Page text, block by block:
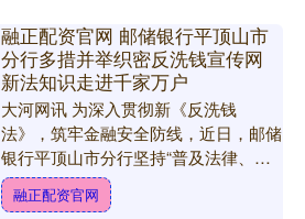
融正配资官网 邮储银行平顶山市
分行多措并举织密反洗钱宣传网
新法知识走进千家万户
大河网讯 为深入贯彻新《反洗钱
法》，筑牢金融安全防线，近日，邮储
银行平顶山市分行坚持“普及法律、防
控风险、全民参与”理念，创新构建“阵
地深耕+特色创新+全员赋能....
融正配资官网